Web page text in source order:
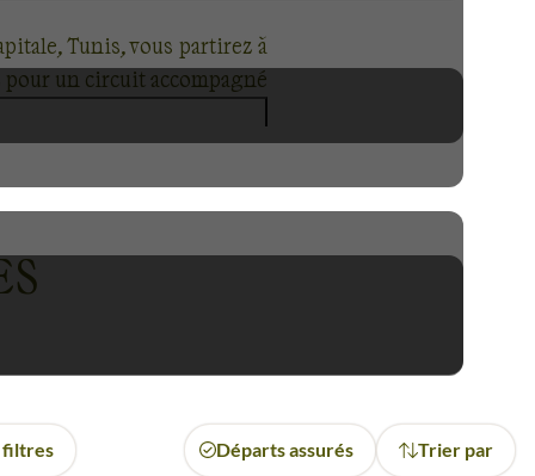
Tunis, vous partirez à
pour un circuit accompagné
Oriental
le dos d'un chameau en
à la culture et aux
que vous rêvez d'une nuit
filtres Départs assurés Trier par